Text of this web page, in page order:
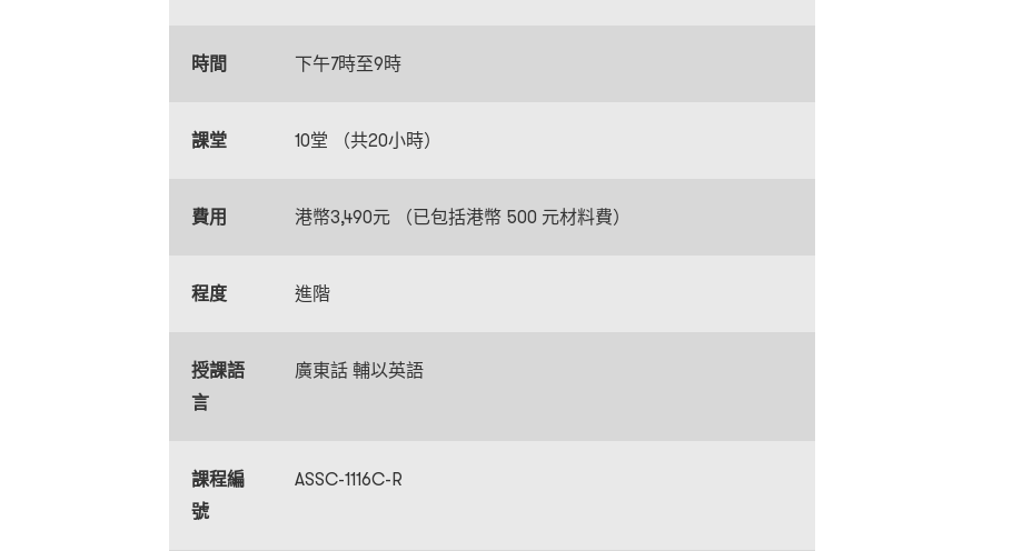
時間 下午7時至9時
課堂 10堂 （共20小時）
費用 港幣3,490元 （已包括港幣 500 元材料費）
程度 進階
授課語
言
廣東話 輔以英語
課程編
號
ASSC-1116C-R